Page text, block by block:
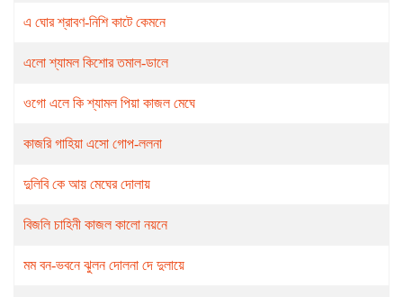
এ ঘোর শ্রাবণ-নিশি কাটে কেমনে
এলো শ্যামল কিশোর তমাল-ডালে
ওগো এলে কি শ্যামল পিয়া কাজল মেঘে
কাজরি গাহিয়া এসো গোপ-ললনা
দুলিবি কে আয় মেঘের দোলায়
বিজলি চাহিনী কাজল কালো নয়নে
মম বন-ভবনে ঝুলন দোলনা দে দুলায়ে